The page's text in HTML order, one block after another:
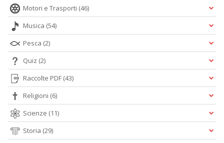
Motori e Trasporti (46)
Musica (54)
Pesca (2)
Quiz (2)
Raccolte PDF (43)
Religioni (6)
Scienze (11)
Storia (29)